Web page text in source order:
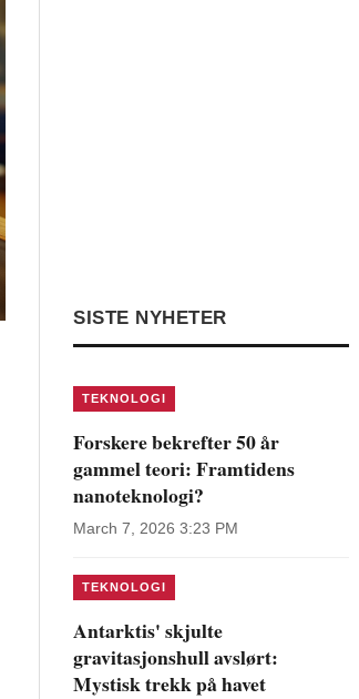
SISTE NYHETER
TEKNOLOGI
Forskere bekrefter 50 år
gammel teori: Framtidens
nanoteknologi?
March 7, 2026 3:23 PM
TEKNOLOGI
Antarktis' skjulte
gravitasjonshull avslørt:
Mystisk trekk på havet